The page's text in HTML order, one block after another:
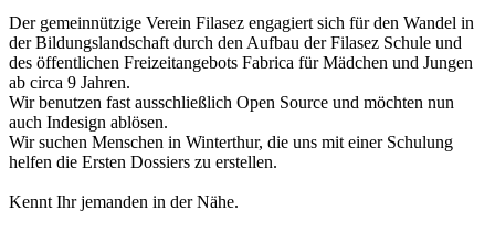
Der gemeinnützige Verein Filasez engagiert sich für den Wandel in
der Bildungslandschaft durch den Aufbau der Filasez Schule und
des öffentlichen Freizeitangebots Fabrica für Mädchen und Jungen
ab circa 9 Jahren.
Wir benutzen fast ausschließlich Open Source und möchten nun
auch Indesign ablösen.
Wir suchen Menschen in Winterthur, die uns mit einer Schulung
helfen die Ersten Dossiers zu erstellen.
Kennt Ihr jemanden in der Nähe.